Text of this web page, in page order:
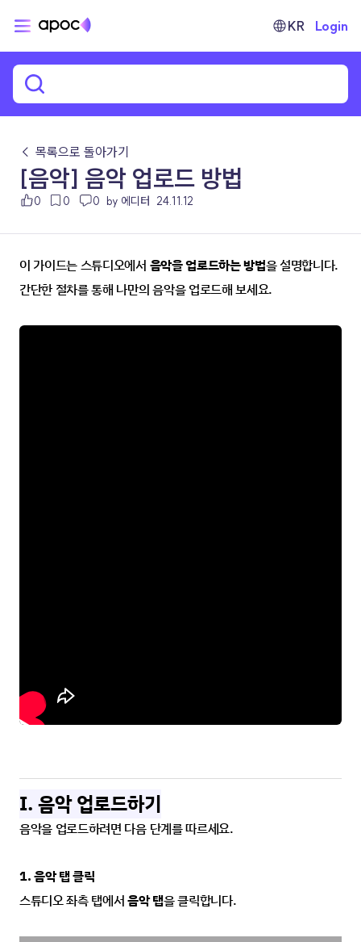
KR Login
← 목록으로 돌아가기
[음악] 음악 업로드 방법
0 0 0 by 에디터 24.11.12
이 가이드는 스튜디오에서 음악을 업로드하는 방법을 설명합니다.
간단한 절차를 통해 나만의 음악을 업로드해 보세요.
I. 음악 업로드하기
음악을 업로드하려면 다음 단계를 따르세요.
1. 음악 탭 클릭
스튜디오 좌측 탭에서 음악 탭을 클릭합니다.